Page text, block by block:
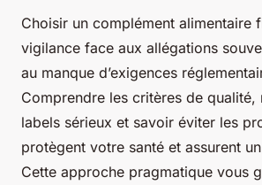
Choisir un complément alimentaire
vigilance face aux allégations
au manque d’exigences
Comprendre les critères de qualité,
labels sérieux et savoir éviter les
protègent votre santé et assurent
Cette approche pragmatique vous